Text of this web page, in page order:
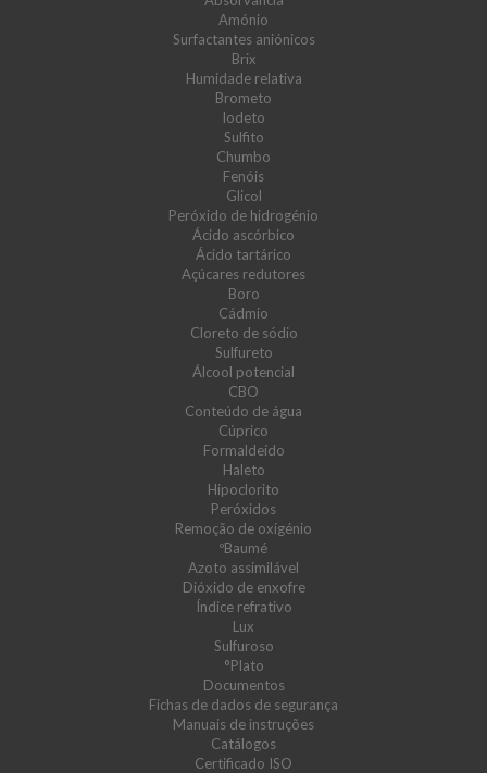
Amónio
Surfactantes aniónicos
Brix
Humidade relativa
Brometo
Iodeto
Sulfito
Chumbo
Fenóis
Glicol
Peróxido de hidrogénio
Ácido ascórbico
Ácido tartárico
Açúcares redutores
Boro
Cádmio
Cloreto de sódio
Sulfureto
Álcool potencial
CBO
Conteúdo de água
Cúprico
Formaldeído
Haleto
Hipoclorito
Peróxidos
Remoção de oxigénio
ºBaumé
Azoto assimilável
Dióxido de enxofre
Índice refrativo
Lux
Sulfuroso
°Plato
Documentos
Fichas de dados de segurança
Manuais de instruções
Catálogos
Certificado ISO